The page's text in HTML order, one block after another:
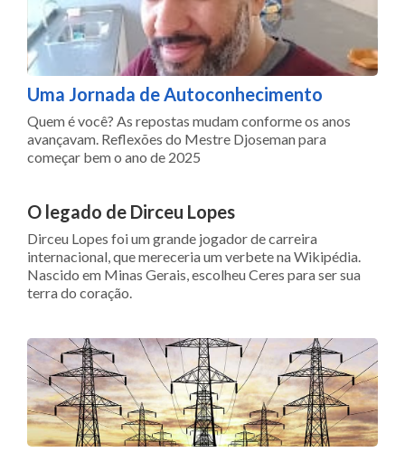
Uma Jornada de Autoconhecimento
Quem é você? As repostas mudam conforme os anos
avançavam. Reflexões do Mestre Djoseman para
começar bem o ano de 2025
O legado de Dirceu Lopes
Dirceu Lopes foi um grande jogador de carreira
internacional, que mereceria um verbete na Wikipédia.
Nascido em Minas Gerais, escolheu Ceres para ser sua
terra do coração.